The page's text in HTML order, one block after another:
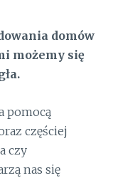
domów
możemy się
pomocą
częściej
czy
nas się